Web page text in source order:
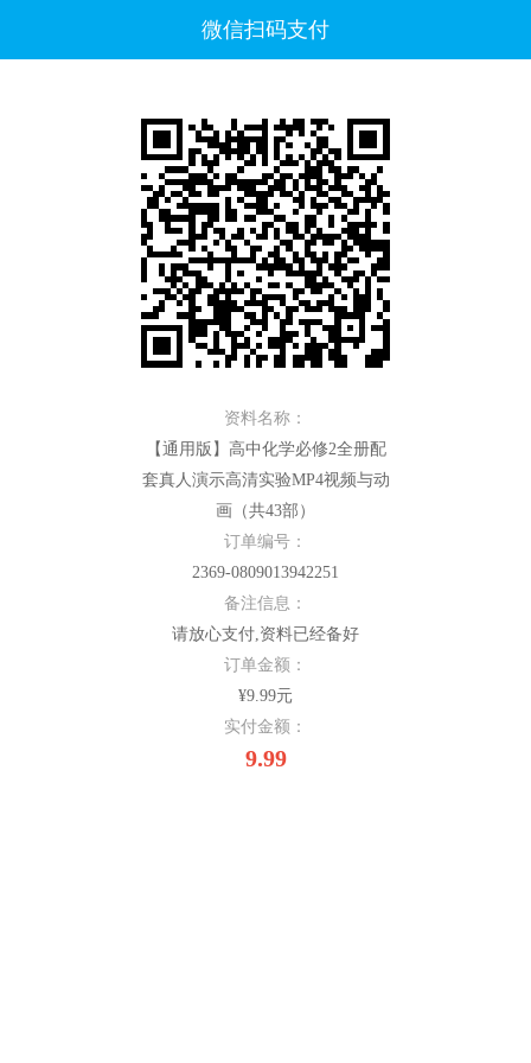
微信扫码支付
资料名称：
【通用版】高中化学必修2全册配
套真人演示高清实验MP4视频与动
画（共43部）
订单编号：
2369-0809013942251
备注信息：
请放心支付,资料已经备好
订单金额：
¥9.99元
实付金额：
9.99